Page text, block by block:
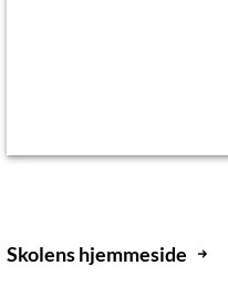
Skolens hjemmeside